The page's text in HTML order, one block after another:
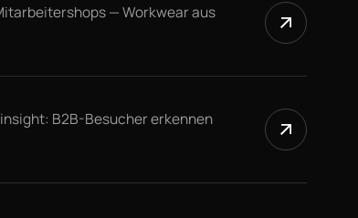
— Workwear aus
B2B-Besucher erkennen